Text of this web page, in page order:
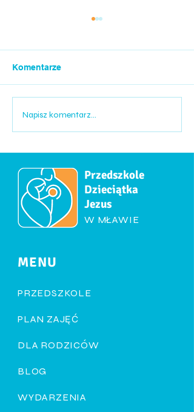
Komentarze
Napisz komentarz...
Przedszkole
Dzieciątka
Jezus
W MŁAWIE
MENU
PRZEDSZKOLE
PLAN ZAJĘĆ
DLA RODZICÓW
BLOG
WYDARZENIA